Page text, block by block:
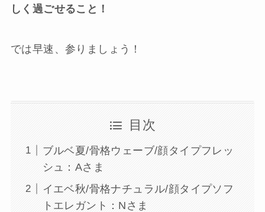
しく過ごせること！
では早速、参りましょう！
目次
ブルベ夏/骨格ウェーブ/顔タイプフレッ
シュ：Aさま
イエベ秋/骨格ナチュラル/顔タイプソフ
トエレガント：Nさま